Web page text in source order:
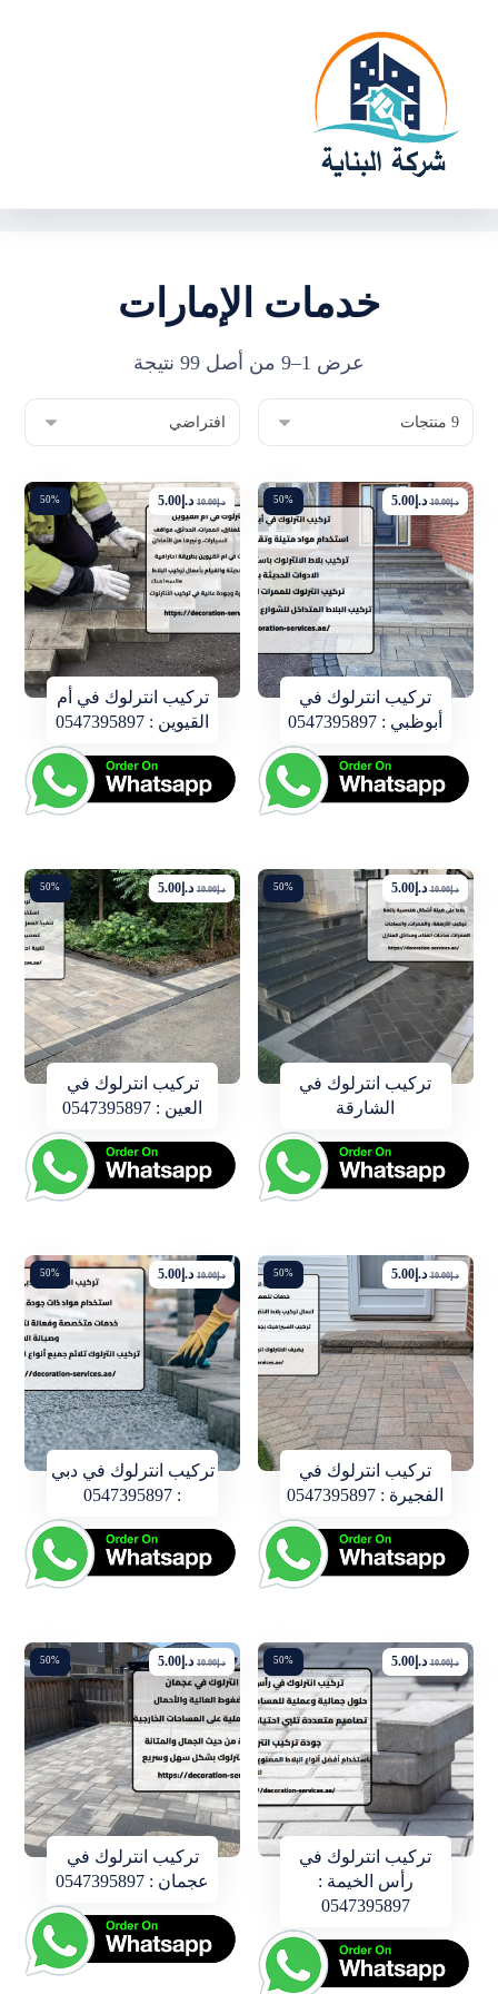
خدمات الإمارات
عرض 1–9 من أصل 99 نتيجة
50%
تركيب انترلوك في
أبوظبي : 0547395897
د.إ10.00 د.إ5.00
50%
تركيب انترلوك في أم
القيوين : 0547395897
د.إ10.00 د.إ5.00
50%
تركيب انترلوك في
الشارقة
د.إ10.00 د.إ5.00
50%
تركيب انترلوك في
العين : 0547395897
د.إ10.00 د.إ5.00
50%
تركيب انترلوك في
الفجيرة : 0547395897
د.إ10.00 د.إ5.00
50%
تركيب انترلوك في دبي
: 0547395897
د.إ10.00 د.إ5.00
50%
تركيب انترلوك في
رأس الخيمة :
0547395897
د.إ10.00 د.إ5.00
50%
تركيب انترلوك في
عجمان : 0547395897
د.إ10.00 د.إ5.00